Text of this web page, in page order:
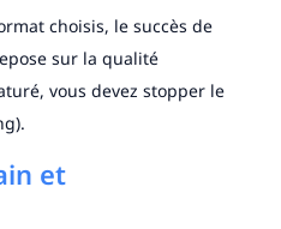
choisis, le succès de
sur la qualité
vous devez stopper le
et